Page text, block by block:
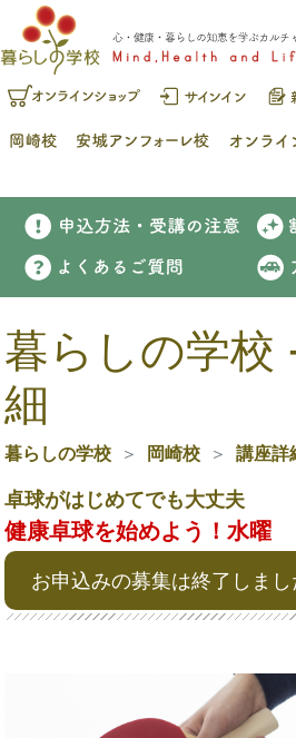
暮らしの学校
細
暮らしの学校 岡崎校 講座詳
卓球がはじめてでも大丈夫
健康卓球を始めよう！水曜
お申込みの募集は終了しまし